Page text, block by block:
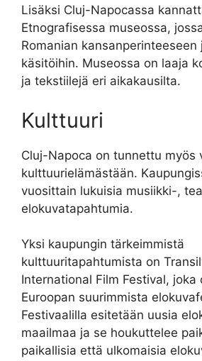
Lisäksi Cluj-Napocassa
Etnografisessa museossa,
Romanian kansanperinteeseen
käsitöihin. Museossa on laaja
ja tekstiilejä eri aikakausilta.
Kulttuuri
Cluj-Napoca on tunnettu myös
kulttuurielämästään.
vuosittain lukuisia musiikki-,
elokuvatapahtumia.
Yksi kaupungin tärkeimmistä
kulttuuritapahtumista on
International Film Festival, joka
Euroopan suurimmista
Festivaalilla esitetään uusia
maailmaa ja se houkuttelee
paikallisia että ulkomaisia